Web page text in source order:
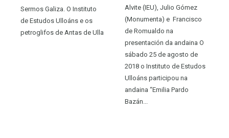
Sermos Galiza. O Instituto
de Estudos Ulloáns e os
petroglifos de Antas de Ulla
Alvite (IEU), Julio Gómez
(Monumenta) e Francisco
de Romualdo na
presentación da andaina O
sábado 25 de agosto de
2018 o Instituto de Estudos
Ulloáns participou na
andaina “Emilia Pardo
Bazán...